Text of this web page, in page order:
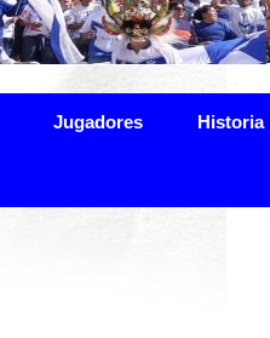
Jugadores Historia